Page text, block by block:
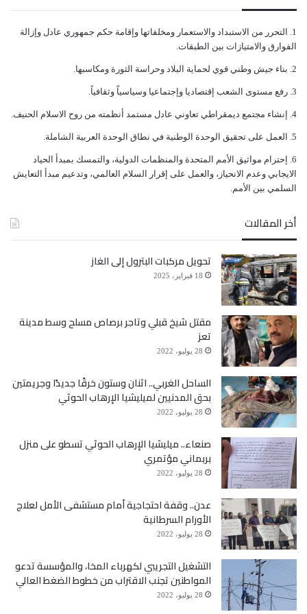
ﺍﻟﺘﺤﺮﺭ ﻣﻦ ﺍﻻﺳﺘﺒﺪﺍﺩ ﻭﺍﻻﺳﺘﻌﻤﺎﺭ ﻭﻣﺨﻠﻔﺎﺗﻬﺎ ﻭﺇﻗﺎﻣﺔ ﺣﻜﻢ ﺟﻤﻬﻮﺭﻱ ﻋﺎﺩﻝ ﻭﺇﺯﺍﻟﺔ
ﺍﻟﻔﻮﺍﺭﻕ ﻭﺍﻻﻣﺘﻴﺎﺯﺍﺕ ﺑﻴﻦ ﺍﻟﻄﺒﻘﺎﺕ.
ﺑﻨﺎﺀ ﺟﻴﺶ ﻭﻃﻨﻲ ﻗﻮﻱ ﻟﺤﻤﺎﻳﺔ ﺍﻟﺒﻼﺩ ﻭﺣﺮﺍﺳﺔ ﺍﻟﺜﻮﺭﺓ ﻭﻣﻜﺎﺳﺒﻬﺎ.
ﺭﻓﻊ ﻣﺴﺘﻮﻯ ﺍﻟﺸﻌﺐ ﺇﻗﺘﺼﺎﺩﻳﺎ ﻭﺇﺟﺘﻤﺎﻋﻴﺎ ﻭﺳﻴﺎﺳﻴﺎً ﻭﺛﻘﺎﻓﻴﺎً.
ﺇﻧﺸﺎﺀ ﻣﺠﺘﻤﻊ ﺩﻳﻤﻘﺮﺍﻃﻲ ﺗﻌﺎﻭﻧﻲ ﻋﺎﺩﻝ ﻣﺴﺘﻤﺪ ﺃﻧﻈﻤﺘﻪ ﻣﻦ ﺭﻭﺡ ﺍﻻﺳﻼﻡ ﺍﻟﺤﻨﻴﻒ.
ﺍﻟﻌﻤﻞ ﻋﻠﻰ ﺗﺤﻘﻴﻖ ﺍﻟﻮﺣﺪﺓ ﺍﻟﻮﻃﻨﻴﺔ ﻓﻲ ﻧﻄﺎﻕ ﺍﻟﻮﺣﺪﺓ ﺍﻟﻌﺮﺑﻴﺔ ﺍﻟﺸﺎﻣﻠﺔ.
ﺇﺣﺘﺮﺍﻡ ﻣﻮﺍﺛﻴﻖ الأﻣﻢ ﺍﻟﻤﺘﺤﺪﺓ ﻭﺍﻟﻤﻨﻈﻤﺎﺕ ﺍﻟﺪﻭﻟﻴﺔ، ﻭﺍﻟﺘﻤﺴﻚ ﺑﻤﺒﺪﺃ ﺍﻟﺤﻴﺎﺩ
ﺍﻻﻳﺠﺎﺑﻲ ﻭﻋﺪﻡ ﺍﻻﻧﺤﻴﺎﺯ، ﻭﺍﻟﻌﻤﻞ ﻋﻠﻰ ﺇﻗﺮﺍﺭ ﺍﻟﺴﻼﻡ ﺍﻟﻌﺎﻟﻤﻲ، ﻭﺗﺪﻋﻴﻢ ﻣﺒﺪﺃ ﺍﻟﺘﻌﺎﻳﺶ
ﺍﻟﺴﻠﻤﻲ ﺑﻴﻦ ﺍﻷﻣﻢ.
أخر المقالات
تحويل مركبات البترول إلى الغاز
18 فبراير، 2025
مقتل شيخ قبلي وتاجر برصاص مسلح وسط مدينة
تعز
28 يوليو، 2022
الساحل الغربي.. اثنان وستون خرقًا جديدًا وجريمتين
بحق المدنيين لميليشيا الإرهاب الحوثي
28 يوليو، 2022
صنعاء.. ميليشيا الإرهاب الحوثي تسطو على منزل
بربماني مؤتمري
28 يوليو، 2022
عدن.. وقفة احتجاجية أمام مستشفى الأمل لعلاج
الأورام السرطانية
28 يوليو، 2022
التشغيل التجريبي لكهرباء المخا، والمؤسسة تدعو
المواطنين تجنب الاقتراب من خطوط الضغط العالي
28 يوليو، 2022